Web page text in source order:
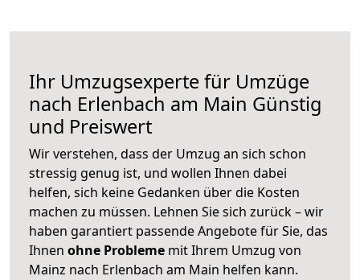
Ihr Umzugsexperte für Umzüge
nach Erlenbach am Main Günstig
und Preiswert
Wir verstehen, dass der Umzug an sich schon
stressig genug ist, und wollen Ihnen dabei
helfen, sich keine Gedanken über die Kosten
machen zu müssen. Lehnen Sie sich zurück – wir
haben garantiert passende Angebote für Sie, das
Ihnen ohne Probleme mit Ihrem Umzug von
Mainz nach Erlenbach am Main helfen kann.